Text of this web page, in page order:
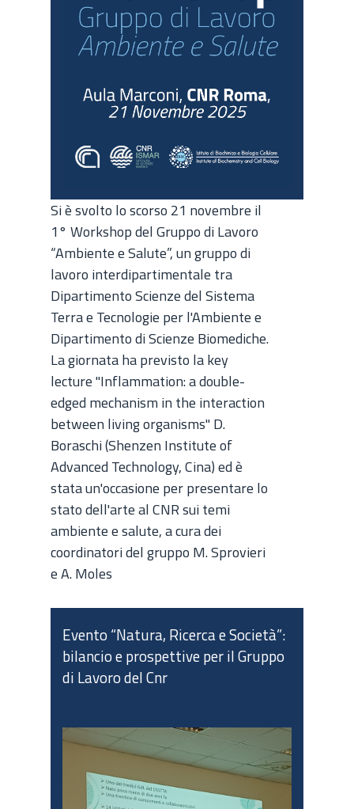
Si è svolto lo scorso 21 novembre il
1° Workshop del Gruppo di Lavoro
“Ambiente e Salute”, un gruppo di
lavoro interdipartimentale tra
Dipartimento Scienze del Sistema
Terra e Tecnologie per l'Ambiente e
Dipartimento di Scienze Biomediche.
La giornata ha previsto la key
lecture "Inflammation: a double-
edged mechanism in the interaction
between living organisms" D.
Boraschi (Shenzen Institute of
Advanced Technology, Cina) ed è
stata un'occasione per presentare lo
stato dell'arte al CNR sui temi
ambiente e salute, a cura dei
coordinatori del gruppo M. Sprovieri
e A. Moles
Evento “Natura, Ricerca e Società”:
bilancio e prospettive per il Gruppo
di Lavoro del Cnr